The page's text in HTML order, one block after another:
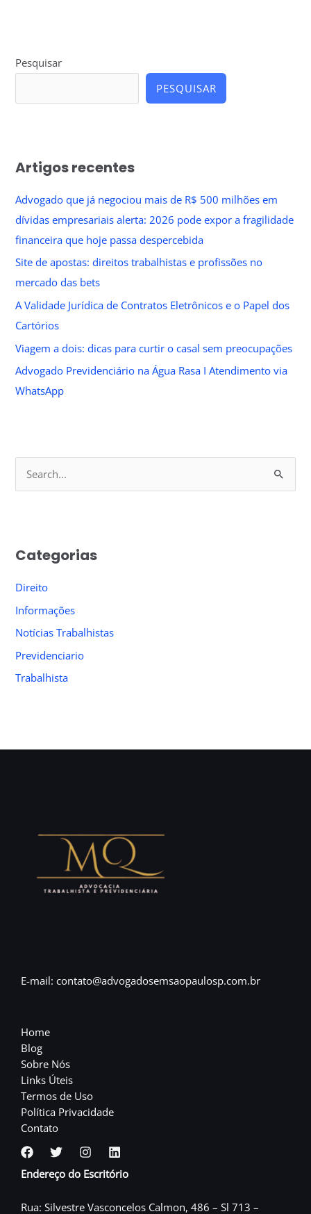
Pesquisar
PESQUISAR
Artigos recentes
Advogado que já negociou mais de R$ 500 milhões em
dívidas empresariais alerta: 2026 pode expor a fragilidade
financeira que hoje passa despercebida
Site de apostas: direitos trabalhistas e profissões no
mercado das bets
A Validade Jurídica de Contratos Eletrônicos e o Papel dos
Cartórios
Viagem a dois: dicas para curtir o casal sem preocupações
Advogado Previdenciário na Água Rasa I Atendimento via
WhatsApp
e
c
o
r
:
Categorias
Direito
Informações
Notícias Trabalhistas
Previdenciario
Trabalhista
E-mail: contato@advogadosemsaopaulosp.com.br
Home
Blog
Sobre Nós
Links Úteis
Termos de Uso
Política Privacidade
Contato
Endereço do Escritório
Rua: Silvestre Vasconcelos Calmon, 486 – Sl 713 –